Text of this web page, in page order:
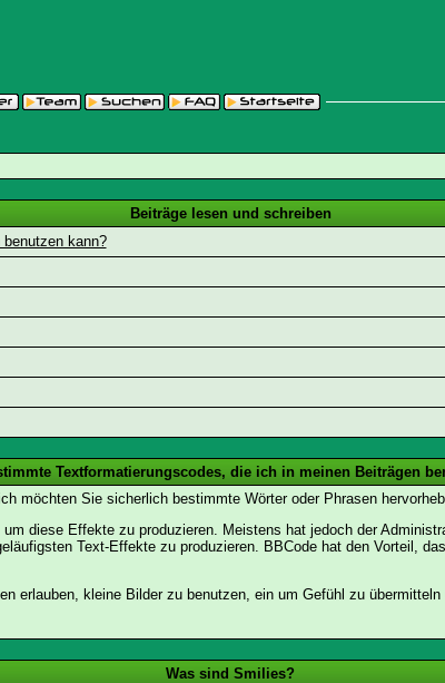
Beiträge lesen und schreiben
kann?
Textformatierungscodes, die ich in meinen Beiträgen
möchten Sie sicherlich bestimmte Wörter oder Phrasen
diese Effekte zu produzieren. Meistens hat jedoch der
Text-Effekte zu produzieren. BBCode hat den Vorteil,
erlauben, kleine Bilder zu benutzen, ein um Gefühl zu übermitteln
Was sind Smilies?